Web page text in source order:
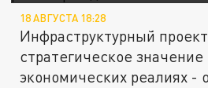
18 АВГУСТА 18:28
Инфраструктурный
стратегическое
экономических реалиях -